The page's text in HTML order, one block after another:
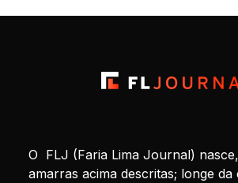
O FLJ (Faria Lima Journal)
amarras acima descritas; longe da